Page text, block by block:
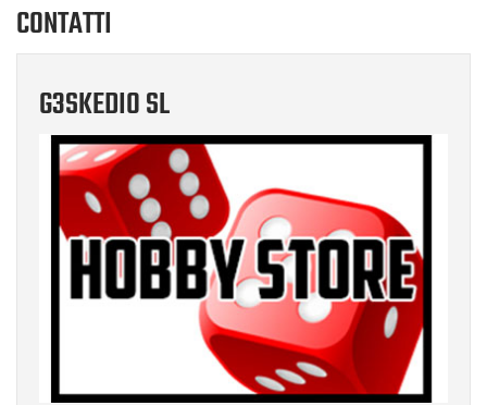
CONTATTI
G3SKEDIO SL